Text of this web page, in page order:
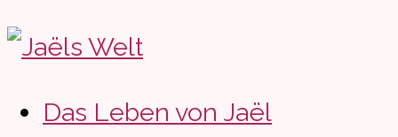
Das Leben von Jaël